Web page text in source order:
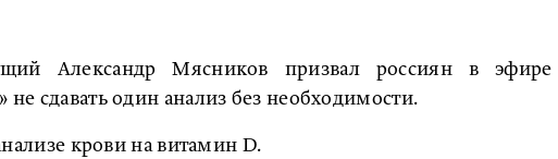
Александр Мясников призвал россиян в эфире
сдавать один анализ без необходимости.
крови на витамин D.